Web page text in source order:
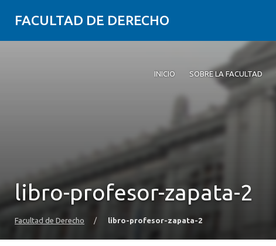
FACULTAD DE DERECHO
INICIO SOBRE LA FACULTAD
libro-profesor-zapata-2
Facultad de Derecho / libro-profesor-zapata-2